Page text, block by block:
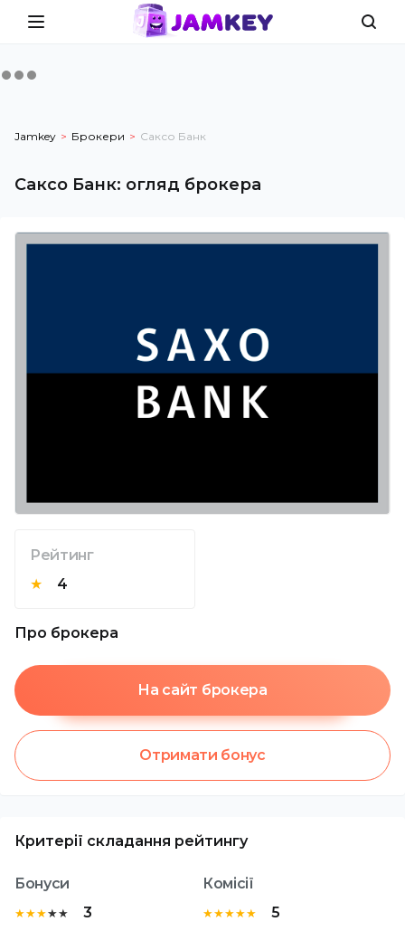
Jamkey Брокери Саксо Банк
Саксо Банк: огляд брокера
Про брокера
На сайт брокера
Отримати бонус
Рейтинг
★
4
Критерії складання рейтингу
Бонуси
★
★
★
★
★ 3
Комісії
★
★
★
★
★ 5